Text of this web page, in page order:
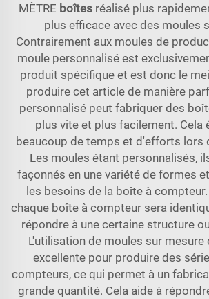
MÈTRE boîtes réalisé plus
plus efficace avec des moules
Contrairement aux moules de
moule personnalisé est
produit spécifique et est donc le
produire cet article de manière
personnalisé peut fabriquer des
plus vite et plus facilement. Cela
beaucoup de temps et d'efforts lors
Les moules étant personnalisés,
façonnés en une variété de formes
les besoins de la boîte à
chaque boîte à compteur sera
répondre à une certaine structure
L'utilisation de moules sur mesure
excellente pour produire des
compteurs, ce qui permet à un
grande quantité. Cela aide à